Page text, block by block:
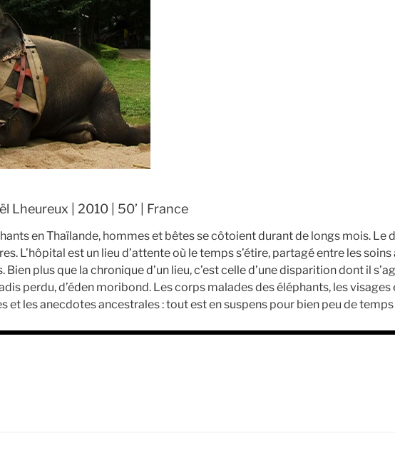
Lheureux | 2010 | 50’ | France
en Thaïlande, hommes et bêtes se côtoient durant de longs mois. Le
L’hôpital est un lieu d’attente où le temps s’étire, partagé entre les
plus que la chronique d’un lieu, c’est celle d’une disparition dont il
perdu, d’éden moribond. Les corps malades des éléphants, les
et les anecdotes ancestrales : tout est en suspens pour bien peu de